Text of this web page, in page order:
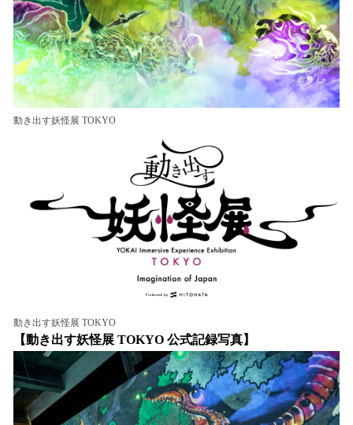
動き出す妖怪展 TOKYO
動き出す妖怪展 TOKYO
【動き出す妖怪展 TOKYO 公式記録写真】